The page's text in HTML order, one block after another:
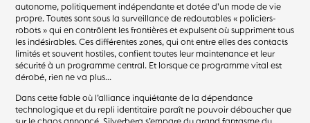
autonome, politiquement indépendante et dotée d’un mode de vie
propre. Toutes sont sous la surveillance de redoutables « policiers-
robots » qui en contrôlent les frontières et expulsent où suppriment tous
les indésirables. Ces différentes zones, qui ont entre elles des contacts
limités et souvent hostiles, confient toutes leur maintenance et leur
sécurité à un programme central. Et lorsque ce programme vital est
dérobé, rien ne va plus…
Dans cette fable où l’alliance inquiétante de la dépendance
technologique et du repli identitaire paraît ne pouvoir déboucher que